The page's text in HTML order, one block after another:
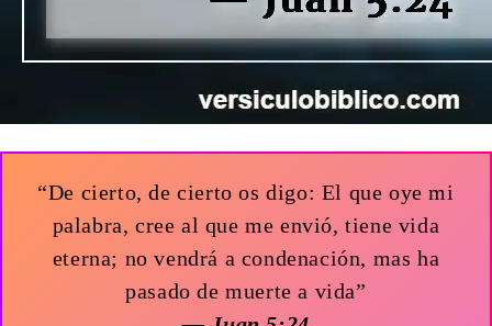
“De cierto, de cierto os digo: El que oye mi
palabra, cree al que me envió, tiene vida
eterna; no vendrá a condenación, mas ha
pasado de muerte a vida”